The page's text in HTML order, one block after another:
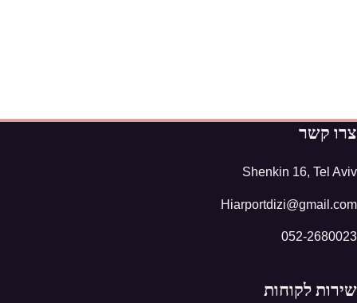
צרו קשר
Shenkin 16, Tel Aviv
Hiarportdizi@gmail.com
052-2680023
שירות לקוחות